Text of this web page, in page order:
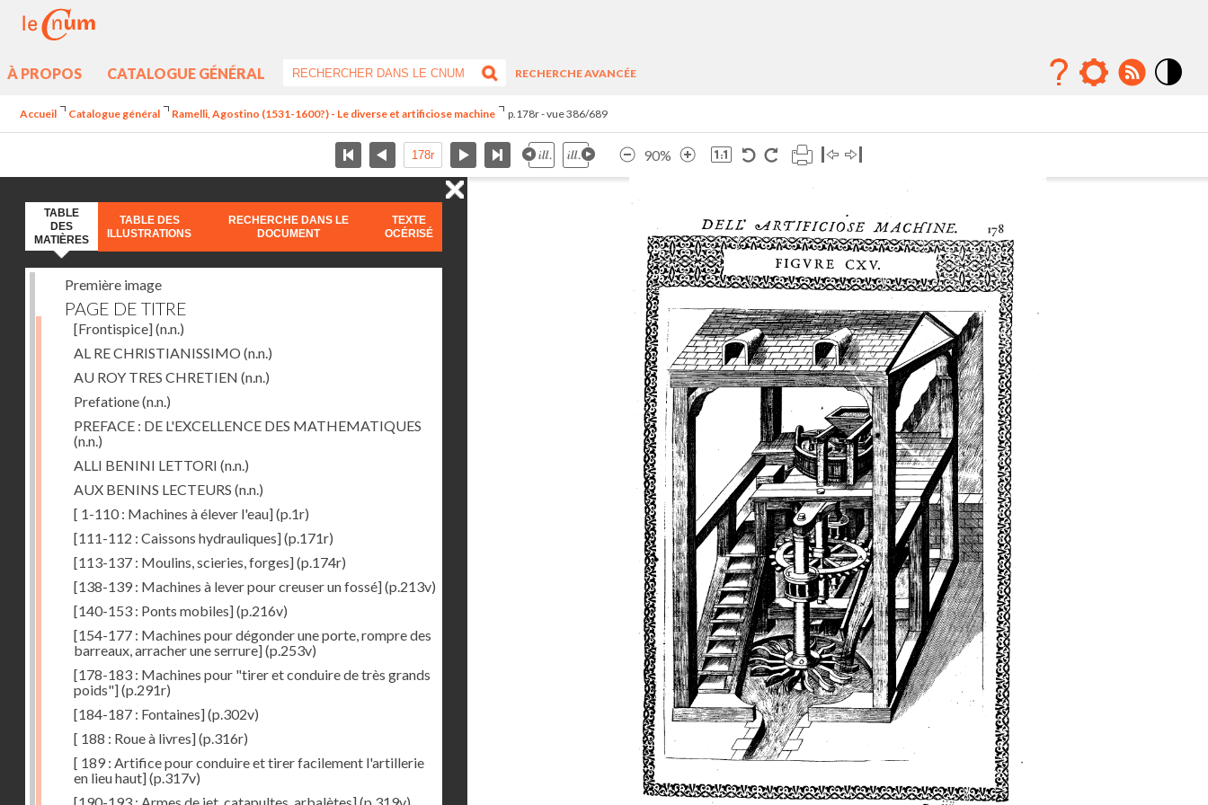
À PROPOS CATALOGUE GÉNÉRAL
RECHERCHE AVANCÉE
Accueil Catalogue général Ramelli, Agostino (1531-1600?) - Le diverse et artificiose machine p.178r - vue 386/689
90%
TABLE
DES
MATIÈRES
TABLE DES
ILLUSTRATIONS
RECHERCHE DANS LE
DOCUMENT
TEXTE
OCÉRISÉ
Première image
PAGE DE TITRE
[Frontispice](n.n.)
AL RE CHRISTIANISSIMO (n.n.)
AU ROY TRES CHRETIEN (n.n.)
Prefatione(n.n.)
PREFACE : DE L'EXCELLENCE DES MATHEMATIQUES
(n.n.)
ALLI BENINI LETTORI (n.n.)
AUX BENINS LECTEURS (n.n.)
[ 1-110 : Machines à élever l'eau](p.1r)
[111-112 : Caissons hydrauliques](p.171r)
[113-137 : Moulins, scieries, forges](p.174r)
[138-139 : Machines à lever pour creuser un fossé](p.213v)
[140-153 : Ponts mobiles](p.216v)
[154-177 : Machines pour dégonder une porte, rompre des
barreaux, arracher une serrure](p.253v)
[178-183 : Machines pour "tirer et conduire de très grands
poids"](p.291r)
[184-187 : Fontaines](p.302v)
[ 188 : Roue à livres](p.316r)
[ 189 : Artifice pour conduire et tirer facilement l'artillerie
en lieu haut](p.317v)